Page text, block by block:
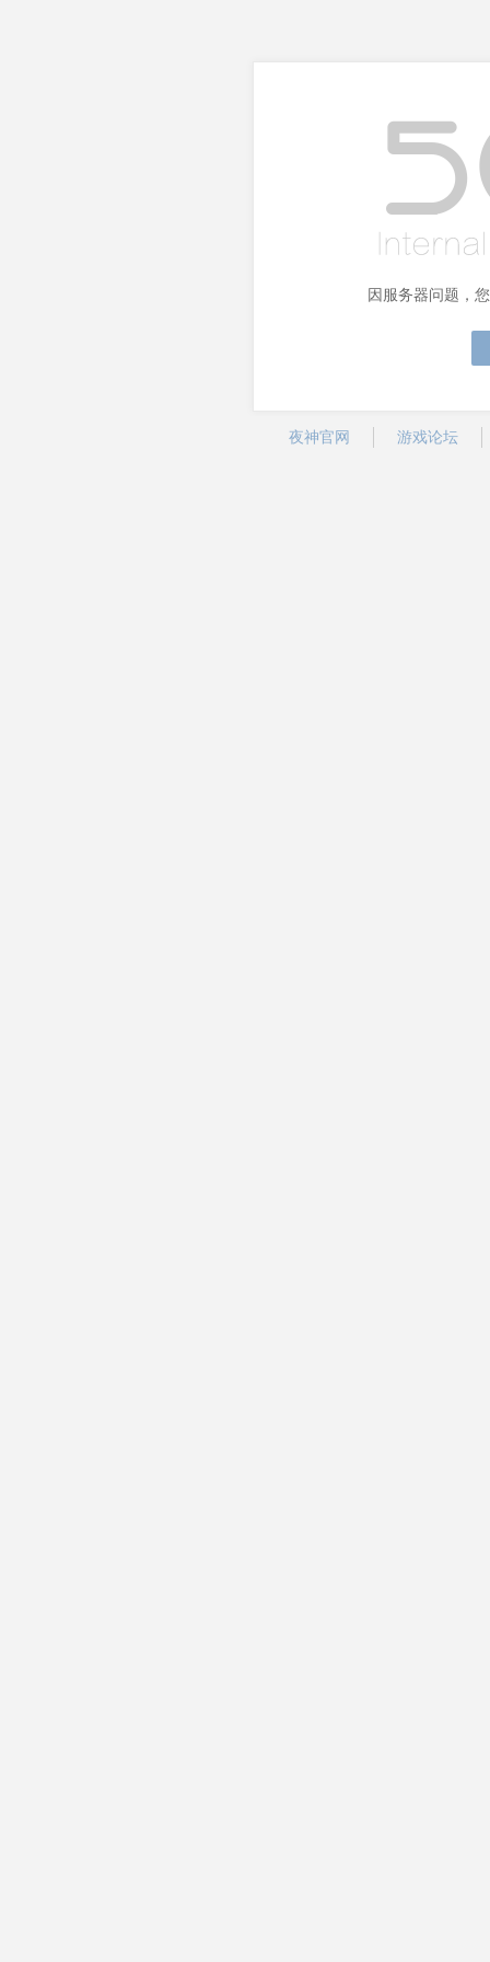
因服务器问题，
夜神官网 游戏论坛